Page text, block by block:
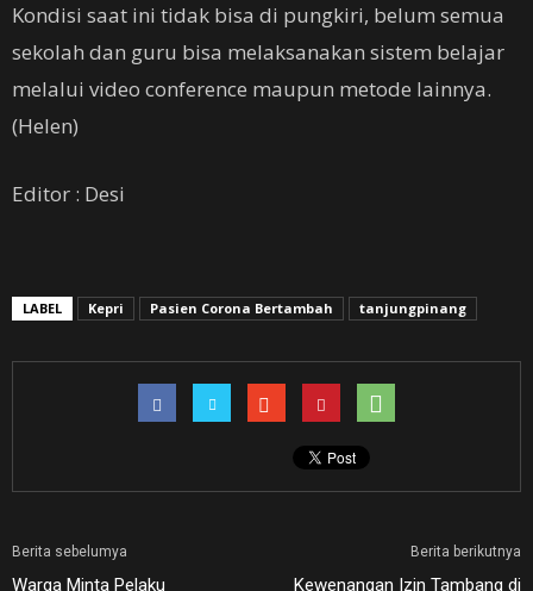
Kondisi saat ini tidak bisa di pungkiri, belum semua
sekolah dan guru bisa melaksanakan sistem belajar
melalui video conference maupun metode lainnya.
(Helen)
Editor : Desi
LABEL Kepri Pasien Corona Bertambah tanjungpinang
Berita sebelumya
Warga Minta Pelaku
Berita berikutnya
Kewenangan Izin Tambang di